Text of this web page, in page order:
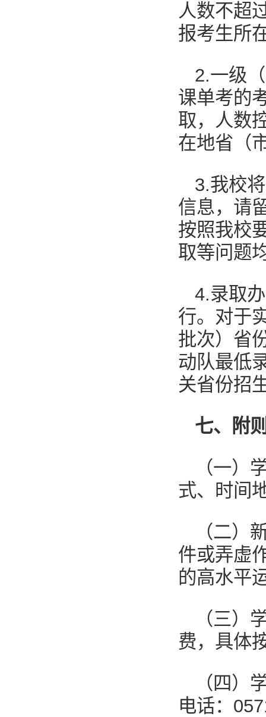
人数不超
报考生所
2.一级
课单考的
取，人数
在地省（
3.我校
信息，请
按照我校
取等问题
4.录取
行。对于
批次）省
动队最低
关省份招
七、附
（一）
式、时间
（二）
件或弄虚
的高水平
（三）
费，具体
（四）
电话：